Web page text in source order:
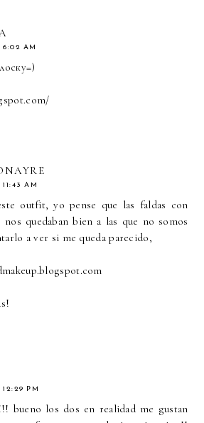
6:02 AM
AM
outfit, yo pense que las faldas con
quedaban bien a las que no somos
a ver si me queda parecido,
12:29 PM
bueno los dos en realidad me gustan